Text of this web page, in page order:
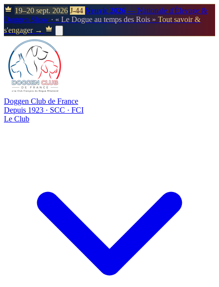
19–20 sept. 2026 J-44 Neuvic 2026 — Nationale d'Élevage &
Doggen Show · « Le Dogue au temps des Rois » Tout savoir &
s'engager →
Doggen Club de France
Depuis 1923 · SCC · FCI
Le Club